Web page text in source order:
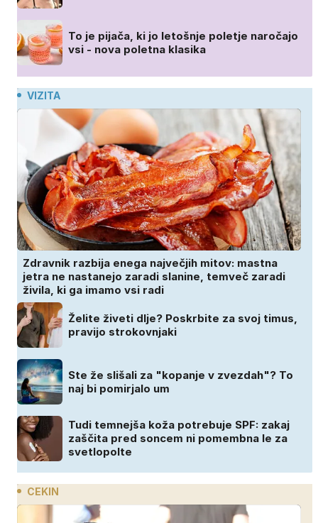
To je pijača, ki jo letošnje poletje naročajo
vsi - nova poletna klasika
VIZITA
Zdravnik razbija enega največjih mitov: mastna
jetra ne nastanejo zaradi slanine, temveč zaradi
živila, ki ga imamo vsi radi
Želite živeti dlje? Poskrbite za svoj timus,
pravijo strokovnjaki
Ste že slišali za "kopanje v zvezdah"? To
naj bi pomirjalo um
Tudi temnejša koža potrebuje SPF: zakaj
zaščita pred soncem ni pomembna le za
svetlopolte
CEKIN